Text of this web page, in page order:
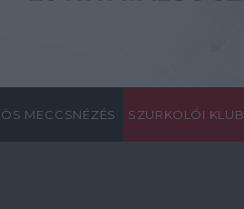
MECCSNÉZÉS SZURKOLÓI KLUB